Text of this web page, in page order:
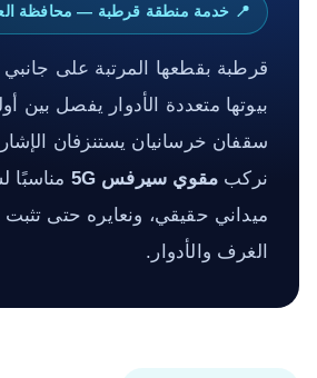
📍 خدمة منطقة قرطبة — محافظة
قرطبة بقطعها المرتبة على جانبي
بيوتها متعددة الأدوار يفصل بين
سقفان خرسانيان يستنزفان
نركب مقوي سيرفس 5G
ميداني حقيقي، ونعايره حتى
الغرف والأدوار.